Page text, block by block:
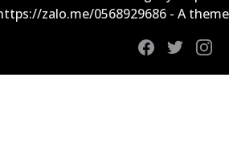
zalo.me/0568929686 - A